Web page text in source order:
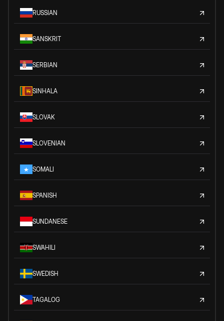
RUSSIAN
SANSKRIT
SERBIAN
SINHALA
SLOVAK
SLOVENIAN
SOMALI
SPANISH
SUNDANESE
SWAHILI
SWEDISH
TAGALOG